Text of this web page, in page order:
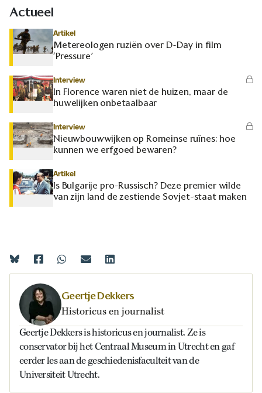
Actueel
Artikel
Metereologen ruziën over D-Day in film
‘Pressure’
Interview
In Florence waren niet de huizen, maar de
huwelijken onbetaalbaar
Interview
Nieuwbouwwijken op Romeinse ruïnes: hoe
kunnen we erfgoed bewaren?
Artikel
Is Bulgarije pro-Russisch? Deze premier wilde
van zijn land de zestiende Sovjet-staat maken
Geertje Dekkers
Historicus en journalist
Geertje Dekkers is historicus en journalist. Ze is
conservator bij het Centraal Museum in Utrecht en gaf
eerder les aan de geschiedenisfaculteit van de
Universiteit Utrecht.